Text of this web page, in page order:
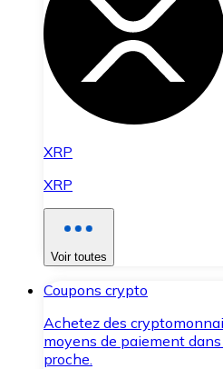
XRP
XRP
Voir toutes
Coupons crypto
Achetez des
moyens de paiement
proche.